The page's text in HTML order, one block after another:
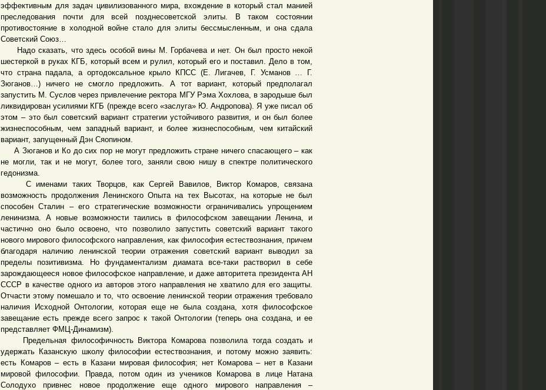
эффективным для задач цивилизованного мира, вхождение в который стал манией
преследования почти для всей позднесоветской элиты. В таком состоянии
противостояние в холодной войне стало для элиты бессмысленным, и она сдала
Советский Союз…
Надо сказать, что здесь особой вины М. Горбачева и нет. Он был просто некой
шестеркой в руках КГБ, который всем и рулил, который его и поставил. Дело в том,
что страна падала, а ортодоксальное крыло КПСС (Е. Лигачев, Г. Усманов … Г.
Зюганов…) ничего не смогло предложить. А тот вариант, который предполагал
запустить М. Суслов через привлечение ректора МГУ Рэма Хохлова, в зародыше был
ликвидирован усилиями КГБ (прежде всего «заслуга» Ю. Андропова). Я уже писал об
этом – это был советский вариант стратегии устойчивого развития, и он был более
жизнеспособным, чем западный вариант, и более жизнеспособным, чем китайский
вариант, запущенный Дэн Сяопином.
А Зюганов и Ко до сих пор не могут предложить стране ничего спасающего – как
не могли, так и не могут, более того, заняли свою нишу в спектре политического
гедонизма.
С именами таких Творцов, как Сергей Вавилов, Виктор Комаров, связана
возможность продолжения Ленинского Опыта на тех Высотах, на которые не был
способен Сталин – его стратегические возможности ограничивались упрощением
ленинизма. А новые возможности таились в философском завещании Ленина, и
частично оно было освоено, что позволило запустить советский вариант такого
нового мирового философского направления, как философия естествознания, причем
благодаря наличию ленинской теории отражения советский вариант выводил за
пределы позитивизма. Но фундаментализм диамата все-таки растворил в себе
зарождающееся новое философское направление, и даже авторитета президента АН
СССР в качестве одного из авторов этого направления не хватило для его защиты.
Отчасти этому помешало и то, что освоение ленинской теории отражения требовало
наличия Исходной Онтологии, которая еще не была создана, хотя философское
завещание есть прежде всего запрос к такой Онтологии (теперь она создана, и ее
представляет ФМЦ-Динамизм).
Предельная философичность Виктора Комарова позволила тогда создать и
удержать Казанскую школу философии естествознания, и потому можно заявить:
есть Комаров – есть в Казани мировая философия; нет Комарова – нет в Казани
мировой философии. Правда, потом один из учеников Комарова в лице Натана
Солодухо привнес новое продолжение еще одного мирового направления –